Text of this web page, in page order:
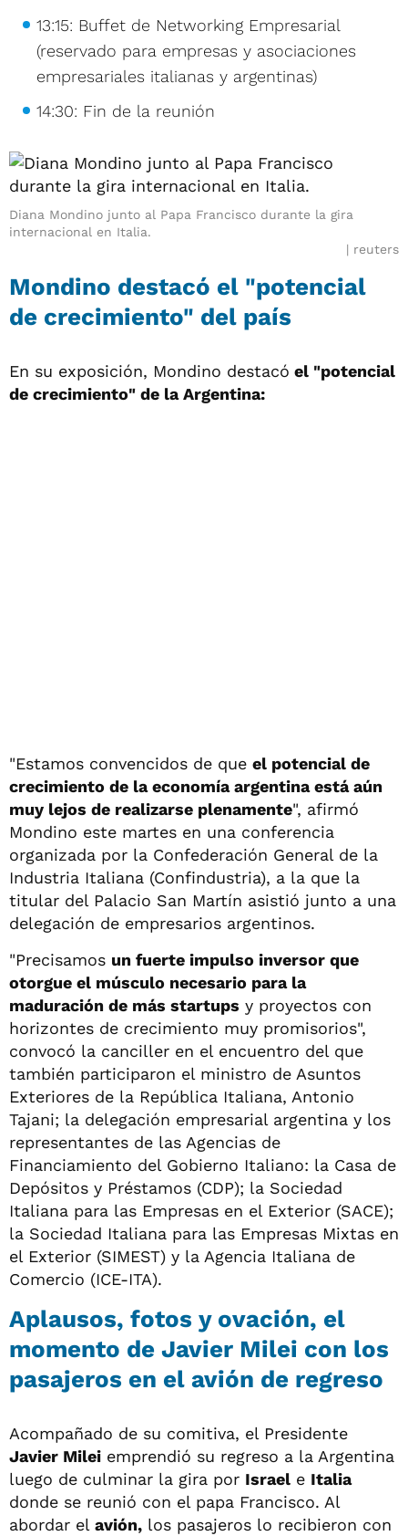
13:15: Buffet de Networking Empresarial
(reservado para empresas y asociaciones
empresariales italianas y argentinas)
14:30: Fin de la reunión
Diana Mondino junto al Papa Francisco durante la gira
internacional en Italia.
reuters
Mondino destacó el "potencial
de crecimiento" del país
En su exposición, Mondino destacó el "potencial
de crecimiento" de la Argentina:
"Estamos convencidos de que el potencial de
crecimiento de la economía argentina está aún
muy lejos de realizarse plenamente", afirmó
Mondino este martes en una conferencia
organizada por la Confederación General de la
Industria Italiana (Confindustria), a la que la
titular del Palacio San Martín asistió junto a una
delegación de empresarios argentinos.
"Precisamos un fuerte impulso inversor que
otorgue el músculo necesario para la
maduración de más startups y proyectos con
horizontes de crecimiento muy promisorios",
convocó la canciller en el encuentro del que
también participaron el ministro de Asuntos
Exteriores de la República Italiana, Antonio
Tajani; la delegación empresarial argentina y los
representantes de las Agencias de
Financiamiento del Gobierno Italiano: la Casa de
Depósitos y Préstamos (CDP); la Sociedad
Italiana para las Empresas en el Exterior (SACE);
la Sociedad Italiana para las Empresas Mixtas en
el Exterior (SIMEST) y la Agencia Italiana de
Comercio (ICE-ITA).
Aplausos, fotos y ovación, el
momento de Javier Milei con los
pasajeros en el avión de regreso
Acompañado de su comitiva, el Presidente
Javier Milei emprendió su regreso a la Argentina
luego de culminar la gira por Israel e Italia
donde se reunió con el papa Francisco. Al
abordar el avión, los pasajeros lo recibieron con